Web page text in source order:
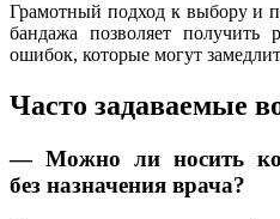
Грамотный подход к выбору и
бандажа позволяет получить
ошибок, которые могут
Часто задаваемые
— Можно ли носить
без назначения врача?